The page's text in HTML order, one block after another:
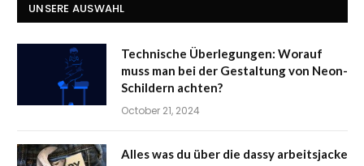
UNSERE AUSWAHL
Technische Überlegungen: Worauf
muss man bei der Gestaltung von Neon-
Schildern achten?
October 21, 2024
Alles was du über die dassy arbeitsjacke